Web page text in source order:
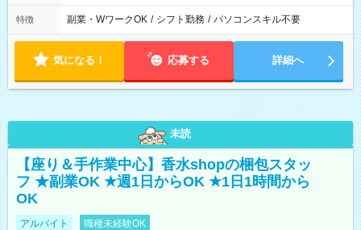
特徴 副業・WワークOK / シフト勤務 / パソコンスキル不要
気になる！ 応募する 詳細へ
未読
【座り＆手作業中心】香水shopの梱包スタッ
フ ★副業OK ★週1日からOK ★1日1時間から
OK
アルバイト 職種未経験OK